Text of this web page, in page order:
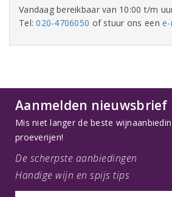
Vandaag bereikbaar van 10:00 t/m
Tel:020-4706050 of stuur ons een
Aanmelden nieuwsbrief
Mis niet langer de beste
proeverijen!
De scherpste aanbiedingen
Handige wijn en spijs tips